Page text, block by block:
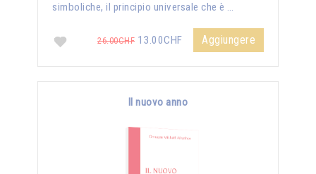
simboliche, il principio universale che è …
26.00CHF 13.00CHF Aggiungere
Il nuovo anno